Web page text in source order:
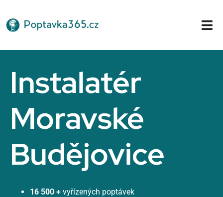
na
obsah
Instalatér
Moravské
Budějovice
16 500 + vyřízených poptávek